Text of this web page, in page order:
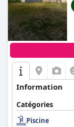
Information
Catégories
Piscine